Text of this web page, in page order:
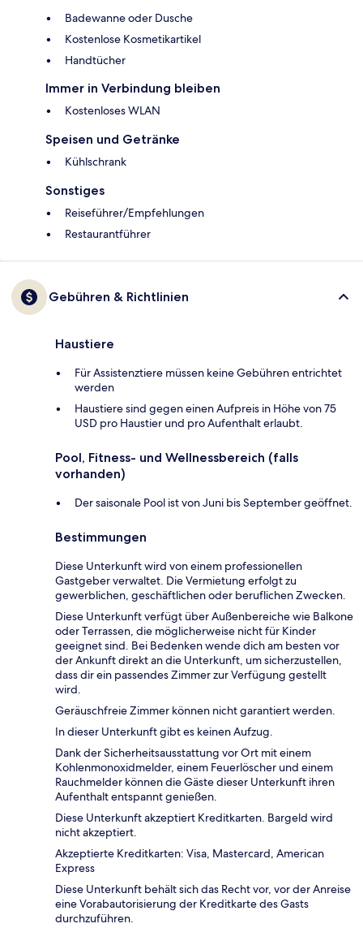
Badewanne oder Dusche
Kostenlose Kosmetikartikel
Handtücher
Immer in Verbindung bleiben
Kostenloses WLAN
Speisen und Getränke
Kühlschrank
Sonstiges
Reiseführer/Empfehlungen
Restaurantführer
Gebühren & Richtlinien
Haustiere
Für Assistenztiere müssen keine Gebühren entrichtet
werden
Haustiere sind gegen einen Aufpreis in Höhe von 75
USD pro Haustier und pro Aufenthalt erlaubt.
Pool, Fitness- und Wellnessbereich (falls
vorhanden)
Der saisonale Pool ist von Juni bis September geöffnet.
Bestimmungen
Diese Unterkunft wird von einem professionellen
Gastgeber verwaltet. Die Vermietung erfolgt zu
gewerblichen, geschäftlichen oder beruflichen Zwecken.
Diese Unterkunft verfügt über Außenbereiche wie Balkone
oder Terrassen, die möglicherweise nicht für Kinder
geeignet sind. Bei Bedenken wende dich am besten vor
der Ankunft direkt an die Unterkunft, um sicherzustellen,
dass dir ein passendes Zimmer zur Verfügung gestellt
wird.
Geräuschfreie Zimmer können nicht garantiert werden.
In dieser Unterkunft gibt es keinen Aufzug.
Dank der Sicherheitsausstattung vor Ort mit einem
Kohlenmonoxidmelder, einem Feuerlöscher und einem
Rauchmelder können die Gäste dieser Unterkunft ihren
Aufenthalt entspannt genießen.
Diese Unterkunft akzeptiert Kreditkarten. Bargeld wird
nicht akzeptiert.
Akzeptierte Kreditkarten: Visa, Mastercard, American
Express
Diese Unterkunft behält sich das Recht vor, vor der Anreise
eine Vorabautorisierung der Kreditkarte des Gasts
durchzuführen.